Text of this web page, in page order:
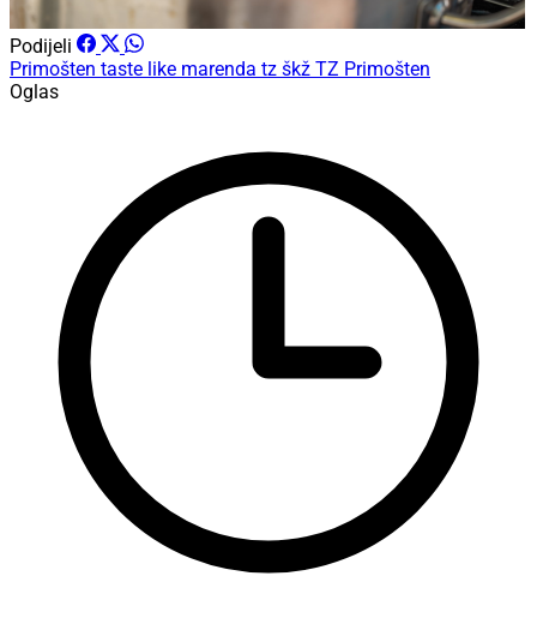
Podijeli
Primošten taste like marenda tz škž TZ Primošten
Oglas